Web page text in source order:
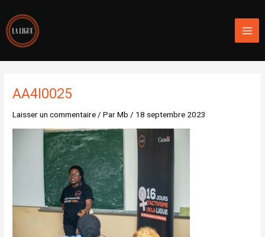
contenu
AA4I0025
Laisser un commentaire/ ParMb/ 18 septembre 2023